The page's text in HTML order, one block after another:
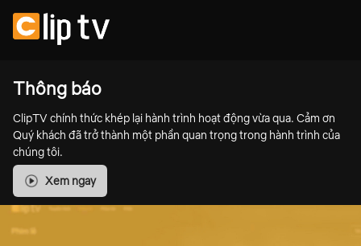
Thông báo
ClipTV chính thức khép lại hành trình hoạt động vừa qua. Cảm ơn
Quý khách đã trở thành một phần quan trọng trong hành trình của
chúng tôi.
Xem ngay